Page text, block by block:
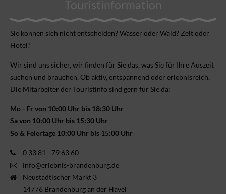
Touristinformation
Sie können sich nicht ent­scheiden? Wasser oder Wald? Zelt oder
Hotel?
Wir sind uns sicher, wir finden für Sie das, was Sie für Ihre Aus­zeit
suchen und brauchen. Ob aktiv, ent­spannend oder erlebnis­reich.
Die Mitarbeiter der Touristinfo sind gern für Sie da:
Mo - Fr von 10:00 Uhr bis 18:30 Uhr
Sa von 10:00 Uhr bis 15:30 Uhr
So & Feiertage 10:00 Uhr bis 15:00 Uhr
0 33 81 - 79 63 60
info@erlebnis-brandenburg.de
Neustädtischer Markt 3
14776 Brandenburg an der Havel